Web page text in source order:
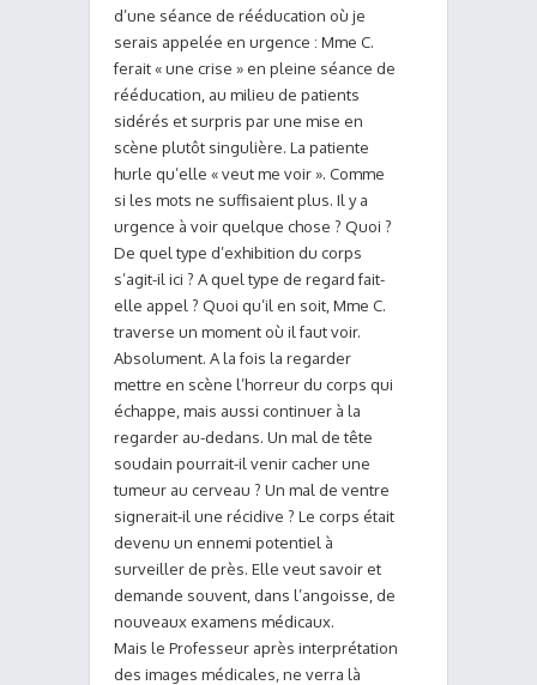
d’une séance de rééducation où je
serais appelée en urgence : Mme C.
ferait « une crise » en pleine séance de
rééducation, au milieu de patients
sidérés et surpris par une mise en
scène plutôt singulière. La patiente
hurle qu’elle « veut me voir ». Comme
si les mots ne suffisaient plus. Il y a
urgence à voir quelque chose ? Quoi ?
De quel type d’exhibition du corps
s’agit-il ici ? A quel type de regard fait-
elle appel ? Quoi qu’il en soit, Mme C.
traverse un moment où il faut voir.
Absolument. A la fois la regarder
mettre en scène l’horreur du corps qui
échappe, mais aussi continuer à la
regarder au-dedans. Un mal de tête
soudain pourrait-il venir cacher une
tumeur au cerveau ? Un mal de ventre
signerait-il une récidive ? Le corps était
devenu un ennemi potentiel à
surveiller de près. Elle veut savoir et
demande souvent, dans l’angoisse, de
nouveaux examens médicaux.
Mais le Professeur après interprétation
des images médicales, ne verra là